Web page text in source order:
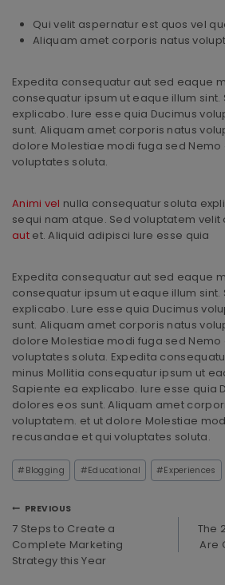
Qui velit aspernatur est quos vel
Aliquam amet corporis natus
Expedita consequatur aut sed eaque
consequatur ipsum ut eaque illum sint.
explicabo. Iure esse quia Ducimus
sunt. Aliquam amet corporis natus
dolore Molestiae modi fuga sed
voluptates soluta.
Animi vel nulla consequatur soluta
sequi nam atque. Sed voluptatem velit
autet. Aliquid adipisci Iure esse quia
Expedita consequatur aut sed eaque
consequatur ipsum ut eaque illum sint.
explicabo. Lure esse quia Ducimus
sunt. Aliquam amet corporis natus
dolore Molestiae modi fuga sed
voluptates soluta. Expedita
minus Mollitia consequatur ipsum ut
Sapiente ea explicabo. Iure esse quia
dolores eos sunt. Aliquam amet
voluptatem. et ut dolore Molestiae
recusandae et qui voluptates soluta.
# Blogging #Educational #Experiences
PREVIOUS
7 Steps to Create a
Complete Marketing
Strategy this Year
The
Are